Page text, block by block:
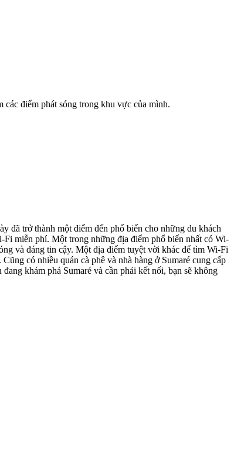
điểm phát sóng trong khu vực của mình.
đã trở thành một điểm đến phổ biến cho những du khách
miễn phí. Một trong những địa điểm phổ biến nhất có Wi-
và đáng tin cậy. Một địa điểm tuyệt vời khác để tìm Wi-Fi
có nhiều quán cà phê và nhà hàng ở Sumaré cung cấp
khám phá Sumaré và cần phải kết nối, bạn sẽ không